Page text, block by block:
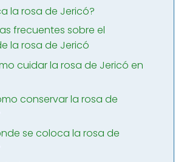
la rosa de Jericó?
frecuentes sobre el
la rosa de Jericó
cuidar la rosa de Jericó en
conservar la rosa de
se coloca la rosa de